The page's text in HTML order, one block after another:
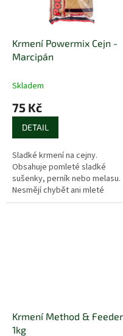
Krmení Powermix Cejn -
Marcipán
Skladem
75 Kč
DETAIL
Sladké krmení na cejny.
Obsahuje pomleté sladké
sušenky, perník nebo melasu.
Nesmějí chybět ani mleté
anglické vločky.
Krmení Method &
1kg